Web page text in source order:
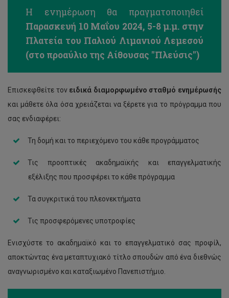
Η ενημέρωση θα πραγματοποιηθεί
Παρασκευή 10 Mαΐου 2024, 5-8 μ.μ. στην
Πλατεία του Παλιού Λιμανιού Λεμεσού
(στο προαύλιο της Αίθουσας "Πλεύσις")
Επισκεφθείτε τον ειδικά διαμορφωμένο σταθμό ενημέρωσής
και μάθετε όλα όσα χρειάζεται να ξέρετε για το πρόγραμμα που
σας ενδιαφέρει:
Τη δομή και το περιεχόμενο του κάθε προγράμματος
Τις προοπτικές ακαδημαϊκής και επαγγελματικής
εξέλιξης που προσφέρει το κάθε πρόγραμμα
Τα συγκριτικά του πλεονεκτήματα
Τις προσφερόμενες υποτροφίες
Ενισχύστε το ακαδημαϊκό και το επαγγελματικό σας προφίλ,
αποκτώντας ένα μεταπτυχιακό τίτλο σπουδών από ένα διεθνώς
αναγνωρισμένο και καταξιωμένο Πανεπιστήμιο.